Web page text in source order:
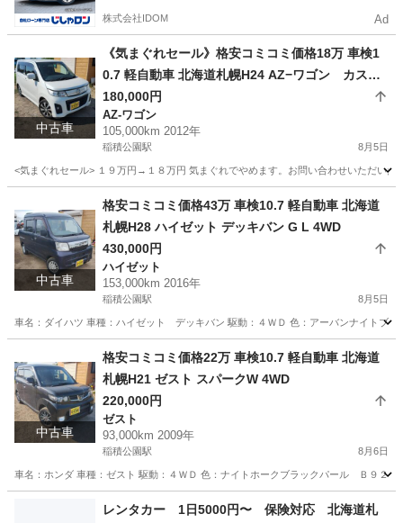
株式会社IDOM Ad
中古車
《気まぐれセール》格安コミコミ価格18万 車検1
0.7 軽自動車 北海道札幌H24 AZ−ワゴン カスタ
ムスタイルXT 4WD
180,000円
AZ-ワゴン
105,000km 2012年
稲積公園駅 8月5日
<気まぐれセール> １９万円→１８万円 気まぐれでやめます。お問い合わせいただい
稲積公園駅 AZ-ワゴン ワゴン
中古車
格安コミコミ価格43万 車検10.7 軽自動車 北海道
札幌H28 ハイゼット デッキバン G L 4WD
430,000円
ハイゼット
153,000km 2016年
稲積公園駅 8月5日
車名：ダイハツ 車種：ハイゼット デッキバン 駆動：４ＷＤ 色：アーバンナイトブ
稲積公園駅 ハイゼット
中古車
格安コミコミ価格22万 車検10.7 軽自動車 北海道
札幌H21 ゼスト スパークW 4WD
220,000円
ゼスト
93,000km 2009年
稲積公園駅 8月6日
車名：ホンダ 車種：ゼスト 駆動：４ＷＤ 色：ナイトホークブラックパール Ｂ９２
稲積公園駅 ゼスト 預かり金
レンタカー 1日5000円〜 保険対応 北海道札